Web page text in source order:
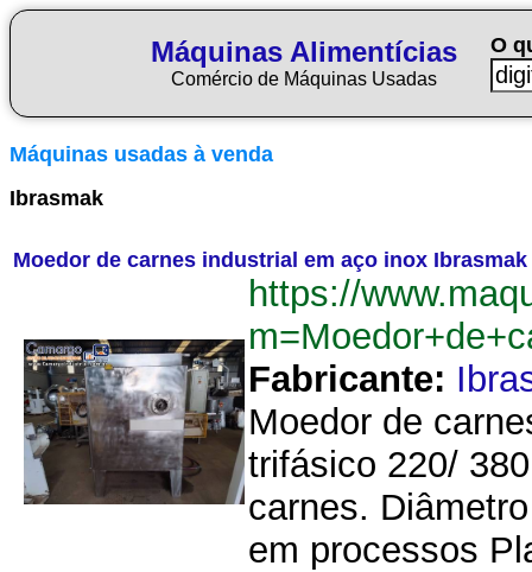
Máquinas Alimentícias
Comércio de Máquinas Usadas
O
Máquinas usadas à venda
Ibrasmak
Moedor de carnes industrial em aço inox Ibrasmak
https://
Fabricante:
Moedor de
trifásico 220/
carnes.
em processos